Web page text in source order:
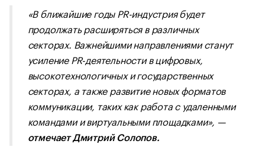
«В ближайшие годы PR-индустрия будет
продолжать расширяться в различных
секторах. Важнейшими направлениями станут
усиление PR-деятельности в цифровых,
высокотехнологичных и государственных
секторах, а также развитие новых форматов
коммуникации, таких как работа с удаленными
командами и виртуальными площадками», —
отмечает Дмитрий Солопов.